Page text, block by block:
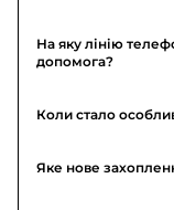
На яку лінію
допомога?
Коли стало
Яке нове